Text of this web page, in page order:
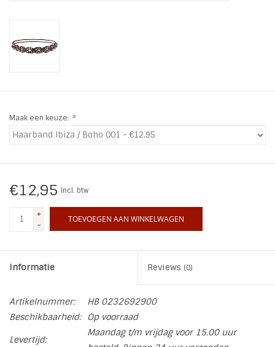
SALE
Maak een keuze: *
€12,95 Incl. btw
+
-
TOEVOEGEN AAN WINKELWAGEN
Informatie Reviews (0)
Artikelnummer:
HB 0232692900
Beschikbaarheid:
Op voorraad
Levertijd:
Maandag t/m vrijdag voor 15.00 uur